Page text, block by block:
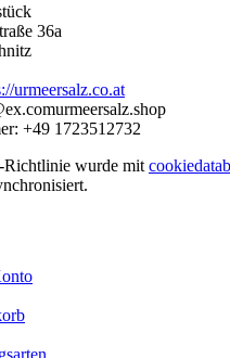
36a
urmeersalz.co.at
ex.comurmeersalz.shop
+49 1723512732
Richtlinie wurde mit